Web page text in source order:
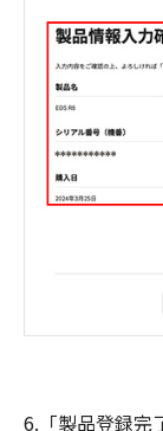
6.「製品登録完